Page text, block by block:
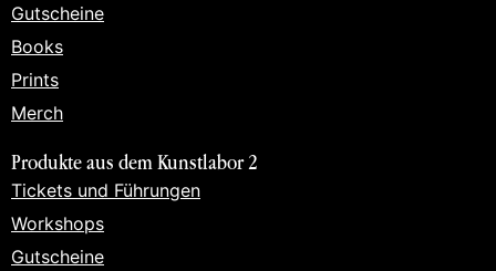
Gutscheine
Books
Prints
Merch
Produkte aus dem Kunstlabor 2
Tickets und Führungen
Workshops
Gutscheine